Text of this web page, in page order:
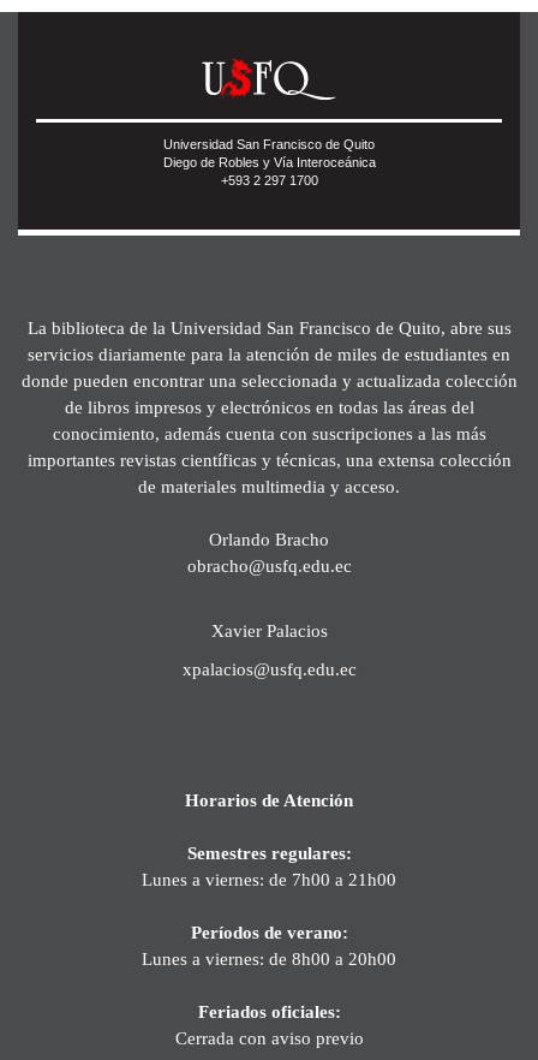
Universidad San Francisco de Quito
Diego de Robles y Vía Interoceánica
+593 2 297 1700
La biblioteca de la Universidad San Francisco de Quito, abre sus
servicios diariamente para la atención de miles de estudiantes en
donde pueden encontrar una seleccionada y actualizada colección
de libros impresos y electrónicos en todas las áreas del
conocimiento, además cuenta con suscripciones a las más
importantes revistas científicas y técnicas, una extensa colección
de materiales multimedia y acceso.
Orlando Bracho
obracho@usfq.edu.ec
Xavier Palacios
xpalacios@usfq.edu.ec
Horarios de Atención
Semestres regulares:
Lunes a viernes: de 7h00 a 21h00
Períodos de verano:
Lunes a viernes: de 8h00 a 20h00
Feriados oficiales:
Cerrada con aviso previo